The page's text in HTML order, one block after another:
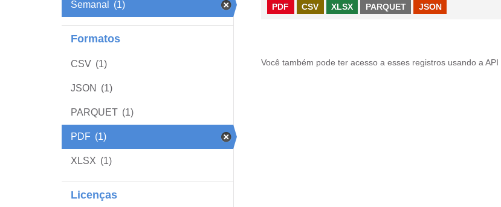
Semanal (1)
Formatos
CSV (1)
JSON (1)
PARQUET (1)
PDF (1)
XLSX (1)
Licenças
PDF CSV XLSX PARQUET JSON
Você também pode ter acesso a esses registros usando a API